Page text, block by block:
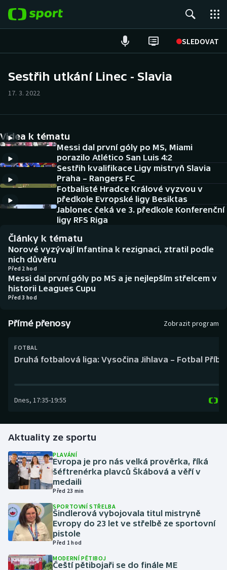
SLEDOVAT
Hokej
Tenis
Atletika
Cyklistika
DALŠÍ SPORTY
Americký fotbal
Baseball a softbal
Basketbal
Biatlon
Curling
Florbal
Golf
Gymnastika
Házená
Jezdectví
NEPŘEHLÉDNĚTE
Soutěže
Historické návraty
Aplikace ČT sport
Sestřih utkání Linec - Slavia
17. 3. 2022
Videa k tématu
Messi dal první góly po MS, Miami
porazilo Atlético San Luis 4:2
Sestřih kvalifikace Ligy mistryň Slavia
Praha – Rangers FC
Fotbalisté Hradce Králové vyzvou v
předkole Evropské ligy Besiktas
Jablonec čeká ve 3. předkole Konferenční
ligy RFS Riga
Články k tématu
Norové vyzývají Infantina k rezignaci, ztratil podle
nich důvěru
Před 2 hod
Messi dal první góly po MS a je nejlepším střelcem v
historii Leagues Cupu
Před 3 hod
Přímé přenosy Zobrazit program
FOTBAL
Druhá fotbalová liga: Vysočina Jihlava – Fotbal
Dnes, 17:35-19:55
Aktuality ze sportu
PLAVÁNÍ
Evropa je pro nás velká prověrka, říká
šéftrenérka plavců Škábová a věří v
medaili
Před 23 min
SPORTOVNÍ STŘELBA
Šindlerová vybojovala titul mistryně
Evropy do 23 let ve střelbě ze sportovní
pistole
Před 1 hod
MODERNÍ PĚTIBOJ
Čeští pětibojaři se do finále ME